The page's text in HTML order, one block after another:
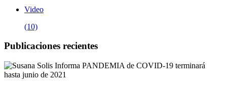
Video
(10)
Publicaciones recientes